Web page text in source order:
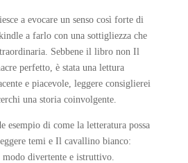
a evocare un senso così forte di
a farlo con una sottigliezza che
Sebbene il libro non Il
perfetto, è stata una lettura
e piacevole, leggere consiglierei
una storia coinvolgente.
esempio di come la letteratura possa
temi e Il cavallino bianco:
modo divertente e istruttivo.